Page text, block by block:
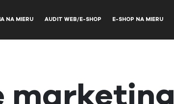
NA MIERU AUDIT WEB/E-SHOP E-SHOP NA MIERU